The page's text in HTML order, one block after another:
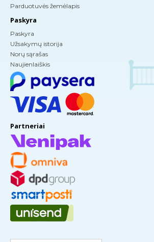
Parduotuvės žemėlapis
Paskyra
Paskyra
Užsakymų istorija
Norų sąrašas
Naujienlaiškis
Partneriai